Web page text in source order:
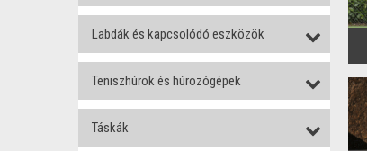
Labdák és kapcsolódó eszközök
Teniszhúrok és húrozógépek
Táskák